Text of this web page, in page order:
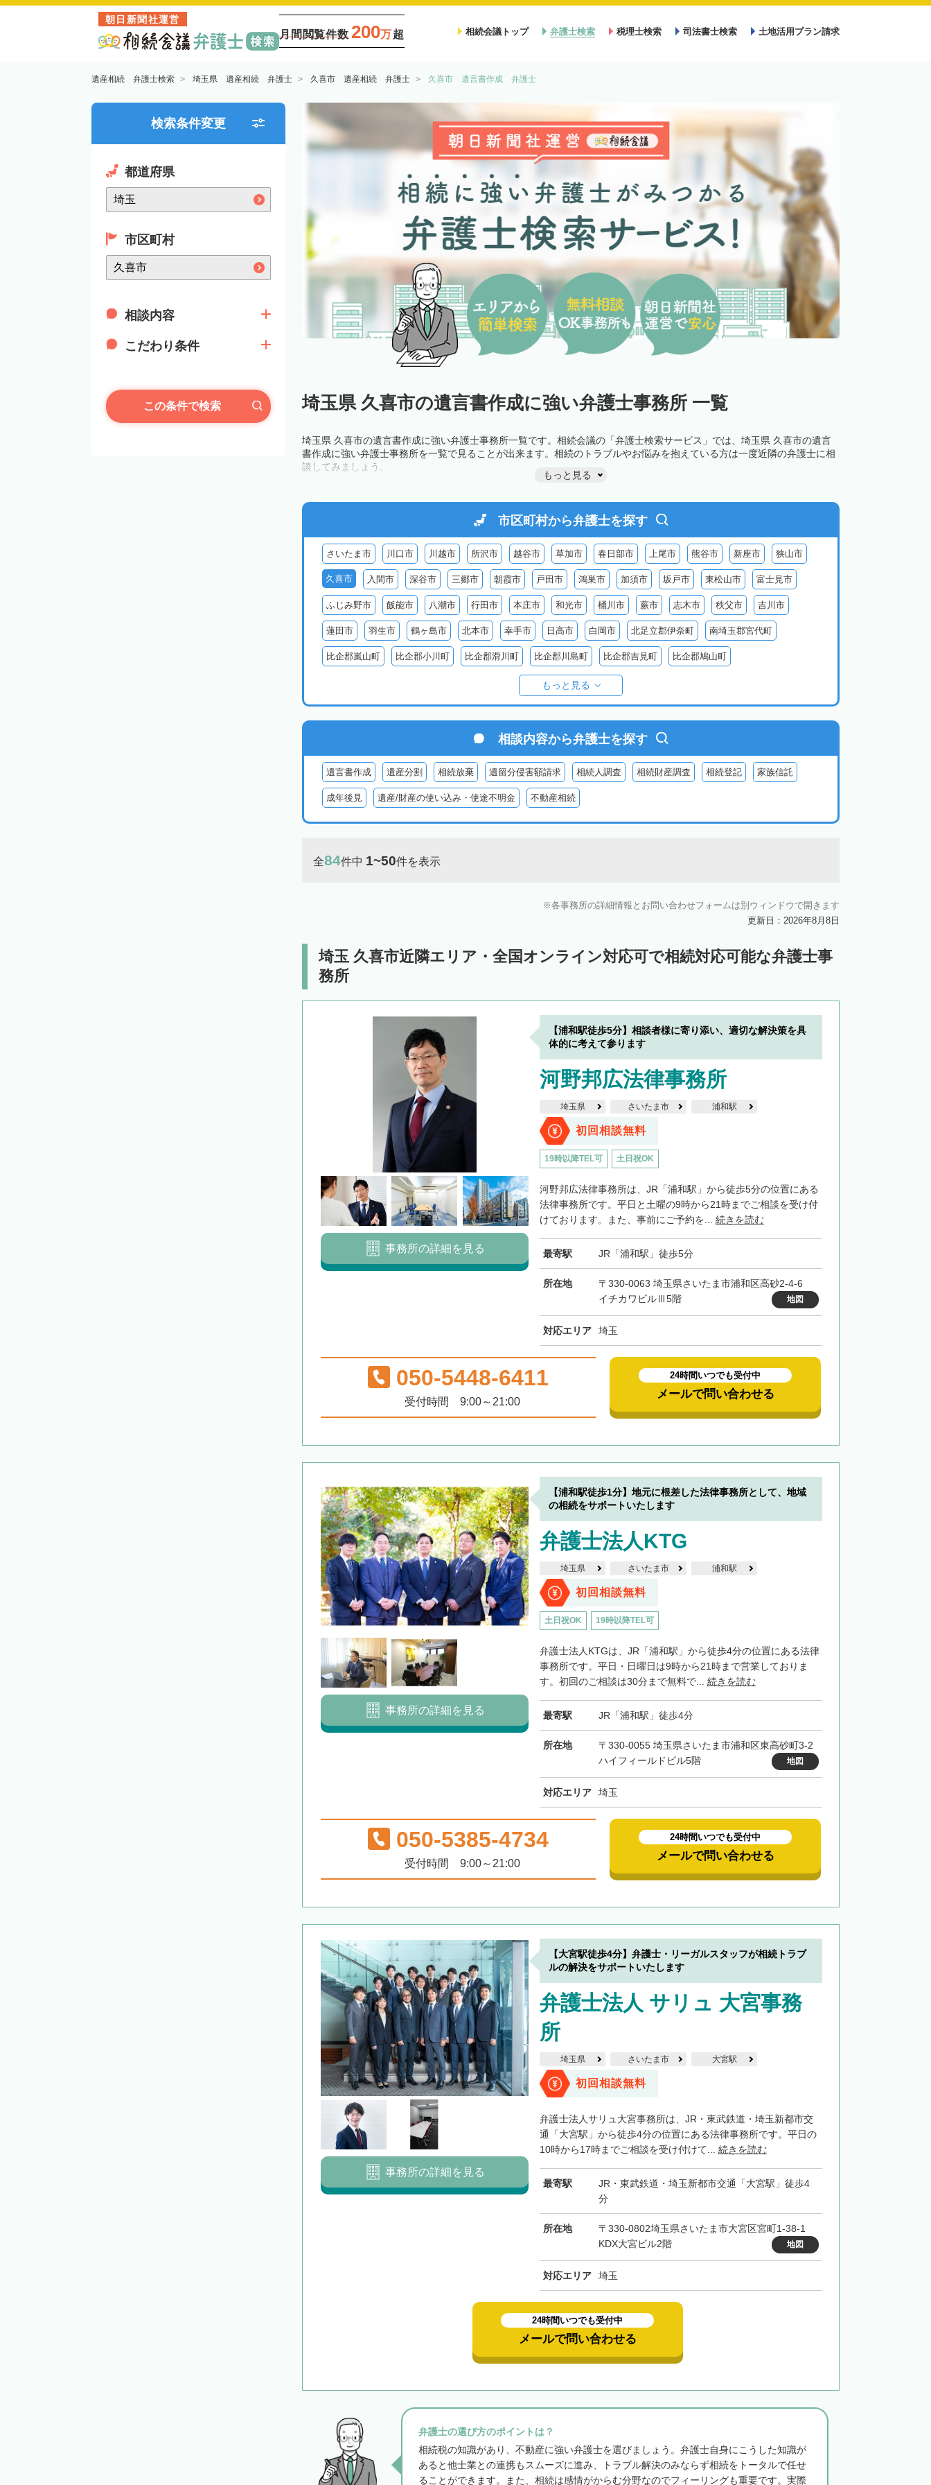
朝日新聞社運営
月間閲覧件数 200万超 相続会議トップ 弁護士検索 税理士検索 司法書士検索 土地活用プラン請求
遺産相続 弁護士検索 埼玉県 遺産相続 弁護士 久喜市 遺産相続 弁護士 久喜市 遺言書作成 弁護士
検索条件変更
都道府県
市区町村
相談内容
こだわり条件
この条件で検索 埼玉県 久喜市の遺言書作成に強い弁護士事務所 一覧
埼玉県 久喜市の遺言書作成に強い弁護士事務所一覧です。相続会議の「弁護士検索サービス」では、埼玉県 久喜市の遺言
書作成に強い弁護士事務所を一覧で見ることが出来ます。相続のトラブルやお悩みを抱えている方は一度近隣の弁護士に相
談してみましょう。
もっと見る
市区町村から弁護士を探す
さいたま市 川口市 川越市 所沢市 越谷市 草加市 春日部市 上尾市 熊谷市 新座市 狭山市
久喜市 入間市 深谷市 三郷市 朝霞市 戸田市 鴻巣市 加須市 坂戸市 東松山市 富士見市
ふじみ野市 飯能市 八潮市 行田市 本庄市 和光市 桶川市 蕨市 志木市 秩父市 吉川市
蓮田市 羽生市 鶴ヶ島市 北本市 幸手市 日高市 白岡市 北足立郡伊奈町 南埼玉郡宮代町
比企郡嵐山町 比企郡小川町 比企郡滑川町 比企郡川島町 比企郡吉見町 比企郡鳩山町
入間郡毛呂山町 入間郡越生町
児玉郡上里町 児玉郡神川町 児玉郡美里町 大里郡寄居町 秩父郡小鹿野町 秩父郡皆野町 秩父郡横瀬町
もっと見る
相談内容から弁護士を探す
遺言書作成 遺産分割 相続放棄 遺留分侵害額請求 相続人調査 相続財産調査 相続登記 家族信託
成年後見 遺産/財産の使い込み・使途不明金 不動産相続
全84件中 1~50件を表示
各事務所の詳細情報とお問い合わせフォームは別ウィンドウで開きます
更新日：2026年8月8日
埼玉 久喜市近隣エリア・全国オンライン対応可で相続対応可能な弁護士事
務所
【浦和駅徒歩5分】相談者様に寄り添い、適切な解決策を具
体的に考えて参ります
河野邦広法律事務所
埼玉県 さいたま市 浦和駅
初回相談無料
19時以降TEL可 土日祝OK
河野邦広法律事務所は、JR「浦和駅」から徒歩5分の位置にある
法律事務所です。平日と土曜の9時から21時までご相談を受け付
けております。また、事前にご予約を... 続きを読む
最寄駅 JR「浦和駅」徒歩5分
所在地
〒330-0063 埼玉県さいたま市浦和区高砂2-4-6
イチカワビルⅢ5階
地図
対応エリア 埼玉
事務所の詳細を見る
050-5448-6411
受付時間 9:00～21:00
24時間いつでも受付中
メールで問い合わせる
【浦和駅徒歩1分】地元に根差した法律事務所として、地域
の相続をサポートいたします
弁護士法人KTG
埼玉県 さいたま市 浦和駅
初回相談無料
土日祝OK 19時以降TEL可
弁護士法人KTGは、JR「浦和駅」から徒歩4分の位置にある法律
事務所です。平日・日曜日は9時から21時まで営業しておりま
す。初回のご相談は30分まで無料で... 続きを読む
最寄駅 JR「浦和駅」徒歩4分
所在地
〒330-0055 埼玉県さいたま市浦和区東高砂町3-2
ハイフィールドビル5階
地図
対応エリア 埼玉
事務所の詳細を見る
050-5385-4734
受付時間 9:00～21:00
24時間いつでも受付中
メールで問い合わせる
【大宮駅徒歩4分】弁護士・リーガルスタッフが相続トラブ
ルの解決をサポートいたします
弁護士法人 サリュ 大宮事務
所
埼玉県 さいたま市 大宮駅
初回相談無料
弁護士法人サリュ大宮事務所は、JR・東武鉄道・埼玉新都市交
通「大宮駅」から徒歩4分の位置にある法律事務所です。平日の
10時から17時までご相談を受け付けて... 続きを読む
最寄駅
JR・東武鉄道・埼玉新都市交通「大宮駅」徒歩4
分
所在地
〒330-0802埼玉県さいたま市大宮区宮町1-38-1
KDX大宮ビル2階
地図
対応エリア 埼玉
事務所の詳細を見る
24時間いつでも受付中
メールで問い合わせる
弁護士の選び方のポイントは？
相続税の知識があり、不動産に強い弁護士を選びましょう。弁護士自身にこうした知識が
あると他士業との連携もスムーズに進み、トラブル解決のみならず相続をトータルで任せ
ることができます。また、相続は感情がからむ分野なのでフィーリングも重要です。実際